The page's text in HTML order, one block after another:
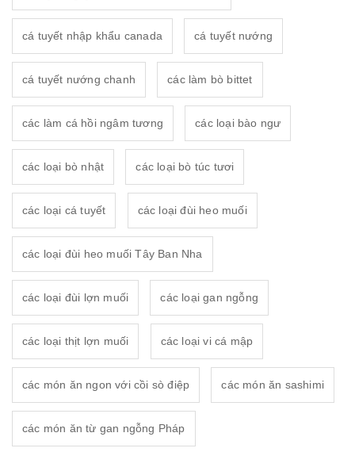
cá tuyết nhập khẩu canada cá tuyết nướng
cá tuyết nướng chanh các làm bò bittet
các làm cá hồi ngâm tương các loại bào ngư
các loại bò nhật các loại bò túc tươi
các loại cá tuyết các loại đùi heo muối
các loại đùi heo muối Tây Ban Nha
các loại đùi lợn muối các loại gan ngỗng
các loại thịt lợn muối các loại vi cá mập
các món ăn ngon với cồi sò điệp các món ăn sashimi
các món ăn từ gan ngỗng Pháp